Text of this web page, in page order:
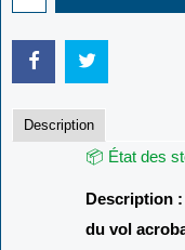
Description
📦 État des
Description
du vol